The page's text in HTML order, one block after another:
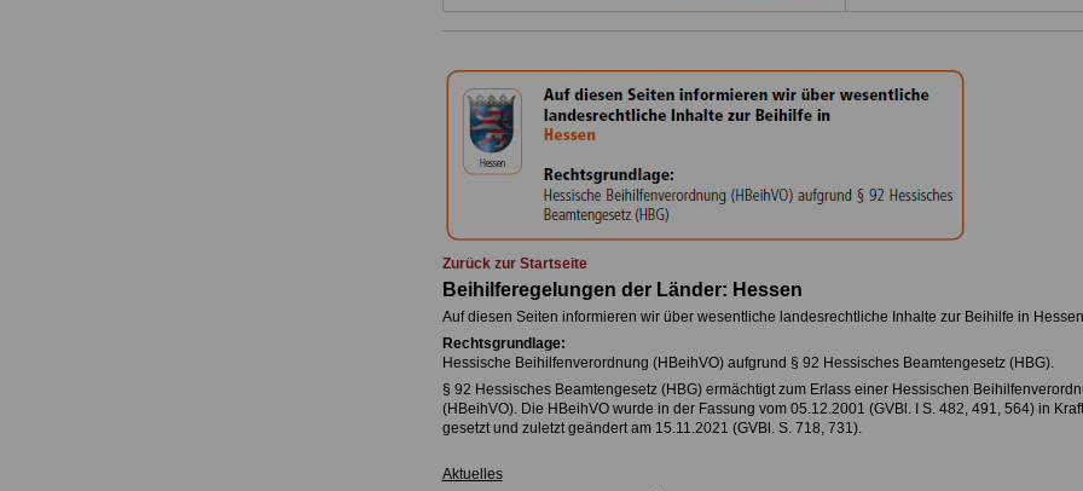
Zurück zur Startseite
Beihilferegelungen der Länder: Hessen
Auf diesen Seiten informieren wir über wesentliche landesrechtliche Inhalte zur Beihilfe in Hessen
Rechtsgrundlage:
Hessische Beihilfenverordnung (HBeihVO) aufgrund § 92 Hessisches Beamtengesetz (HBG).
§ 92 Hessisches Beamtengesetz (HBG) ermächtigt zum Erlass einer Hessischen
(HBeihVO). Die HBeihVO wurde in der Fassung vom 05.12.2001 (GVBl. I S. 482, 491, 564) in Kraft
gesetzt und zuletzt geändert am 15.11.2021 (GVBl. S. 718, 731).
Aktuelles